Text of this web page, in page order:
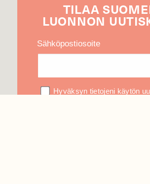
TILAA
LUONNON
Sähköpostiosoite
Hyväksyn tietojeni käytön